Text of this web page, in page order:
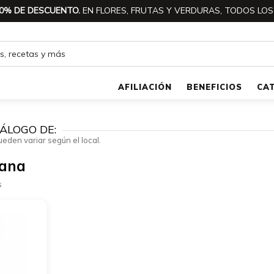
DE DESCUENTO. EN FLORES, FRUTAS Y VERDURAS, TODOS
AFILIACIÓN BENEFICIOS
DE:
variar según el local.